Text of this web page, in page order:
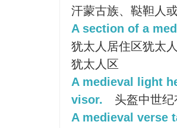
汗蒙古族、鞑靼人
A section of a
犹太人居住区犹太
犹太人区
A medieval light
visor.
头盔中世
A medieval verse